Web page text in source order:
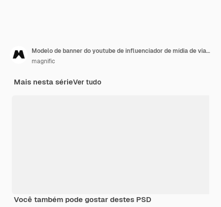
Modelo de banner do youtube de influenciador de mídia de viagem
magnific
Mais nesta sérieVer tudo
Você também pode gostar destes PSD